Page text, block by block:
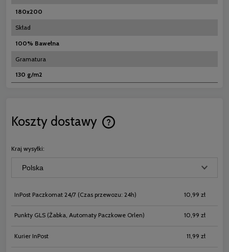
180x200
Skład
100% Bawełna
Gramatura
130 g/m2
Koszty dostawy
Cena nie zawiera ewentualnych
Kraj wysyłki:
InPost Paczkomat 24/7 (Czas przewozu: 24h) 10,99 zł
Punkty GLS (Żabka, Automaty Paczkowe Orlen) 10,99 zł
Kurier InPost 11,99 zł